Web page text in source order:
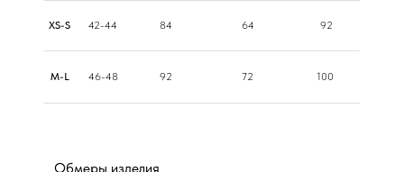
Обмеры изделия
ХS-S 42-44 84 64 92
46-48 92 72 100
M-L